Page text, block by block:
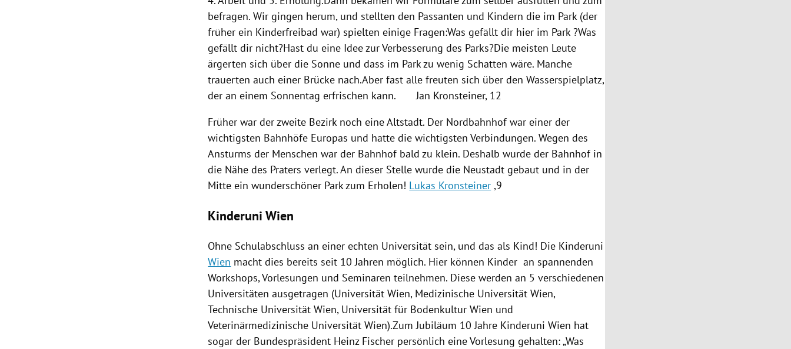
befragen. Wir gingen herum, und stellten den Passanten und Kindern die im Park (der
früher ein Kinderfreibad war) spielten einige Fragen:Was gefällt dir hier im Park ?Was
gefällt dir nicht?Hast du eine Idee zur Verbesserung des Parks?Die meisten Leute
ärgerten sich über die Sonne und dass im Park zu wenig Schatten wäre. Manche
trauerten auch einer Brücke nach.Aber fast alle freuten sich über den Wasserspielplatz,
der an einem Sonnentag erfrischen kann.Jan Kronsteiner, 12
Früher war der zweite Bezirk noch eine Altstadt. Der Nordbahnhof war einer der
wichtigsten Bahnhöfe Europas und hatte die wichtigsten Verbindungen. Wegen des
Ansturms der Menschen war der Bahnhof bald zu klein. Deshalb wurde der Bahnhof in
die Nähe des Praters verlegt. An dieser Stelle wurde die Neustadt gebaut und in der
Mitte ein wunderschöner Park zum Erholen! Lukas Kronsteiner ,9
Kinderuni Wien
Ohne Schulabschluss an einer echten Universität sein, und das als Kind! Die Kinderuni
Wien macht dies bereits seit 10 Jahren möglich. Hier können Kinder an spannenden
Workshops,Vorlesungen und Seminaren teilnehmen. Diese werden an 5 verschiedenen
Universitäten ausgetragen (Universität Wien, Medizinische Universität Wien,
Technische Universität Wien, Universität für BodenkulturWien und
Veterinärmedizinische Universität Wien).Zum Jubiläum 10 Jahre Kinderuni Wien hat
sogar der Bundespräsident Heinz Fischer persönlich eineVorlesung gehalten: „Was